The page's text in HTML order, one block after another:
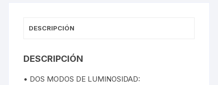
DESCRIPCIÓN
DESCRIPCIÓN
• DOS MODOS DE LUMINOSIDAD: